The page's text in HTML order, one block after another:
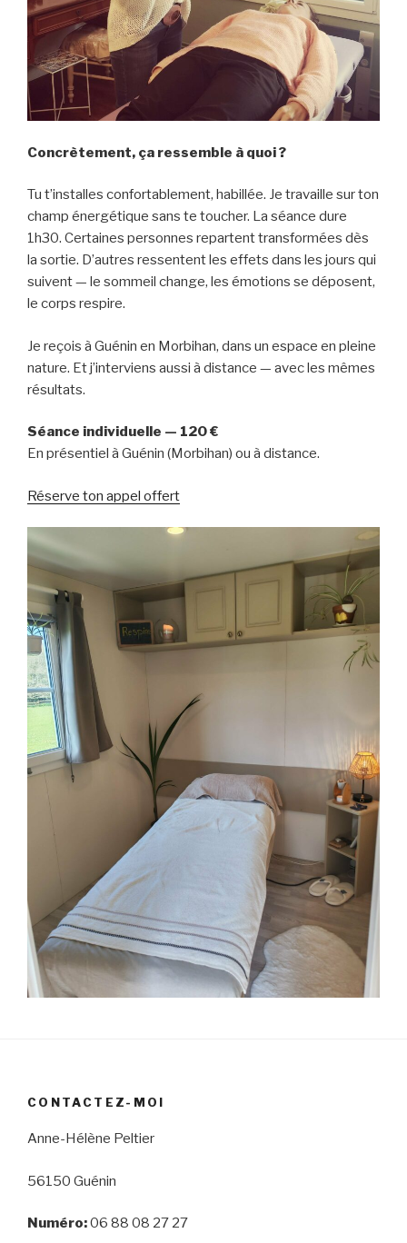
Concrètement, ça ressemble à quoi ?
Tu t’installes confortablement, habillée. Je travaille sur ton
champ énergétique sans te toucher. La séance dure
1h30. Certaines personnes repartent transformées dès
la sortie. D’autres ressentent les effets dans les jours qui
suivent — le sommeil change, les émotions se déposent,
le corps respire.
Je reçois à Guénin en Morbihan, dans un espace en pleine
nature. Et j’interviens aussi à distance — avec les mêmes
résultats.
Séance individuelle — 120 €
En présentiel à Guénin (Morbihan) ou à distance.
Réserve ton appel offert
CONTACTEZ-MOI
Anne-Hélène Peltier
56150 Guénin
Numéro:06 88 08 27 27